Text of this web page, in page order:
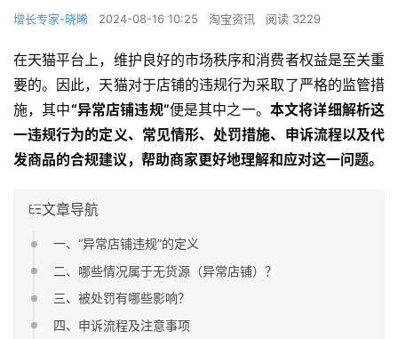
增长专家-晓晞 2024-08-16 10:25 淘宝资讯 阅读 3229
在天猫平台上，维护良好的市场秩序和消费者权益是至关重
要的。因此，天猫对于店铺的违规行为采取了严格的监管措
施，其中“异常店铺违规”便是其中之一。 本文将详细解析这
一违规行为的定义、常见情形、处罚措施、申诉流程以及代
发商品的合规建议，帮助商家更好地理解和应对这一问题。
文章导航
一、“异常店铺违规”的定义
二、哪些情况属于无货源（异常店铺）？
三、被处罚有哪些影响？
四、申诉流程及注意事项